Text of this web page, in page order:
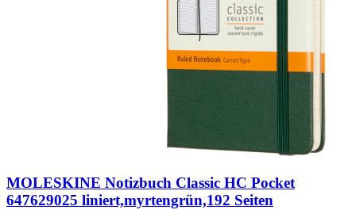
MOLESKINE Notizbuch Classic HC Pocket
647629025 liniert,myrtengrün,192 Seiten